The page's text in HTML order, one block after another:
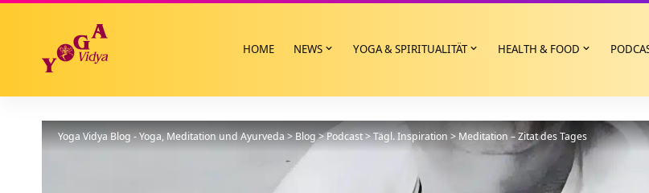
HOME NEWS YOGA & SPIRITUALITÄT HEALTH & FOOD
Yoga Vidya Blog - Yoga, Meditation und Ayurveda>Blog>Podcast>Tägl. Inspiration >Meditation – Zitat des Tages